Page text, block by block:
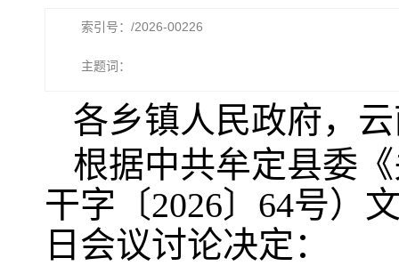
索引号：/2026-00226
主题词：
各乡镇人民政府，
根据中共牟定县委
干字〔2026〕64号）
日会议讨论决定：